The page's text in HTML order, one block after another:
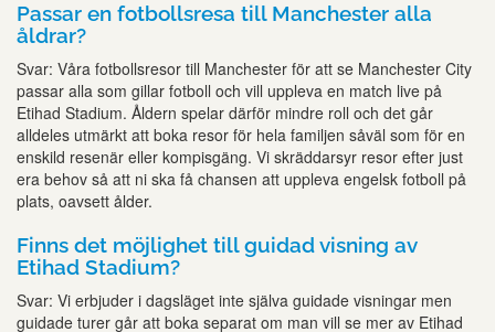
Passar en fotbollsresa till Manchester alla
åldrar?
Svar: Våra fotbollsresor till Manchester för att se Manchester City
passar alla som gillar fotboll och vill uppleva en match live på
Etihad Stadium. Åldern spelar därför mindre roll och det går
alldeles utmärkt att boka resor för hela familjen såväl som för en
enskild resenär eller kompisgäng. Vi skräddarsyr resor efter just
era behov så att ni ska få chansen att uppleva engelsk fotboll på
plats, oavsett ålder.
Finns det möjlighet till guidad visning av
Etihad Stadium?
Svar: Vi erbjuder i dagsläget inte själva guidade visningar men
guidade turer går att boka separat om man vill se mer av Etihad